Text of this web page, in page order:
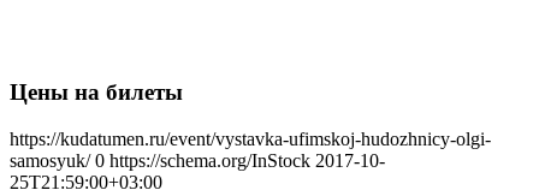
Цены на билеты
https://kudatumen.ru/event/vystavka-ufimskoj-hudozhnicy-olgi-
samosyuk/ 0 https://schema.org/InStock 2017-10-
25T21:59:00+03:00